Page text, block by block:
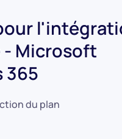
Microsoft
365
du plan